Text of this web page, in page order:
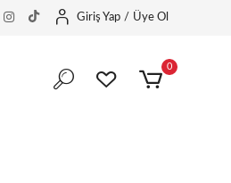
Giriş Yap / Üye Ol
0